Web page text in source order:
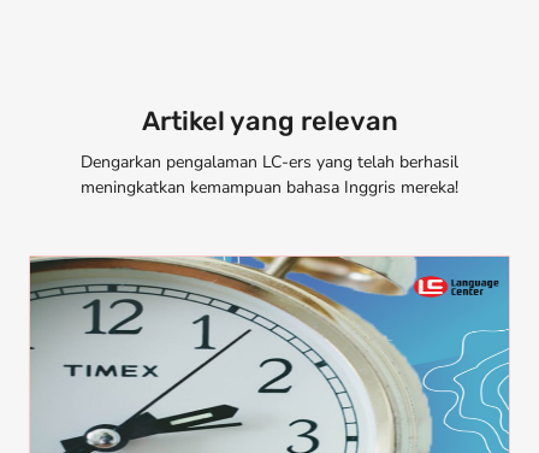
Artikel yang relevan
Dengarkan pengalaman LC-ers yang telah berhasil
meningkatkan kemampuan bahasa Inggris mereka!